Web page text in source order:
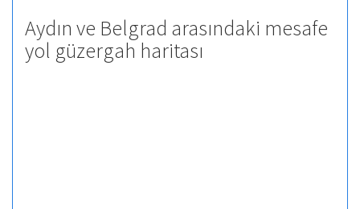
Aydın ve Belgrad arasındaki mesafe
yol güzergah haritası